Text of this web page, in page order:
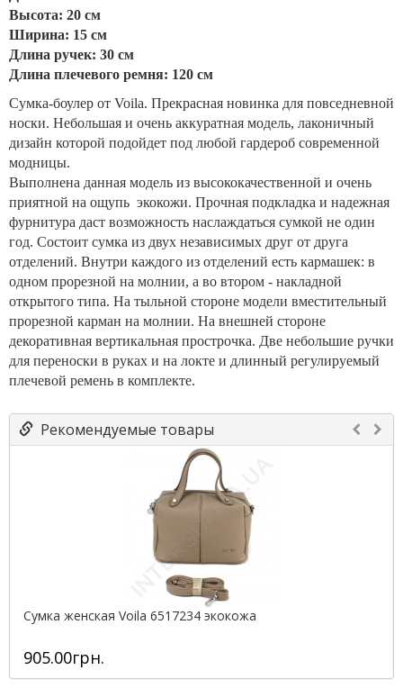
Высота: 20 см
Ширина: 15 см
Длина ручек: 30 см
Длина плечевого ремня: 120 см
Сумка-боулер от Voila. Прекрасная новинка для повседневной
носки. Небольшая и очень аккуратная модель, лаконичный
дизайн которой подойдет под любой гардероб современной
модницы.
Выполнена данная модель из высококачественной и очень
приятной на ощупь экокожи. Прочная подкладка и надежная
фурнитура даст возможность наслаждаться сумкой не один
год. Состоит сумка из двух независимых друг от друга
отделений. Внутри каждого из отделений есть кармашек: в
одном прорезной на молнии, а во втором - накладной
открытого типа. На тыльной стороне модели вместительный
прорезной карман на молнии. На внешней стороне
декоративная вертикальная прострочка. Две небольшие ручки
для переноски в руках и на локте и длинный регулируемый
плечевой ремень в комплекте.
Рекомендуемые товары
Сумка женская Voila 6517234 экокожа
905.00грн.